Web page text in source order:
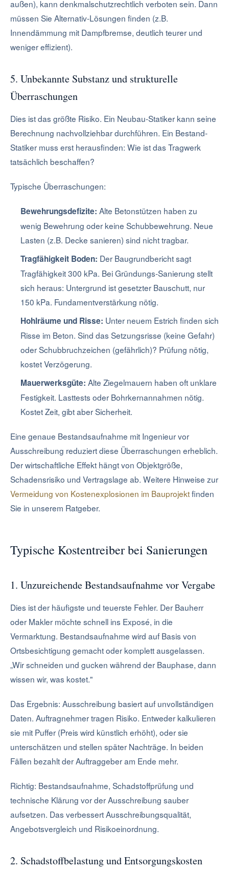
außen), kann denkmalschutzrechtlich verboten sein. Dann
müssen Sie Alternativ-Lösungen finden (z.B.
Innendämmung mit Dampfbremse, deutlich teurer und
weniger effizient).
5. Unbekannte Substanz und strukturelle
Überraschungen
Dies ist das größte Risiko. Ein Neubau-Statiker kann seine
Berechnung nachvollziehbar durchführen. Ein Bestand-
Statiker muss erst herausfinden: Wie ist das Tragwerk
tatsächlich beschaffen?
Typische Überraschungen:
Bewehrungsdefizite: Alte Betonstützen haben zu
wenig Bewehrung oder keine Schubbewehrung. Neue
Lasten (z.B. Decke sanieren) sind nicht tragbar.
Tragfähigkeit Boden: Der Baugrundbericht sagt
Tragfähigkeit 300 kPa. Bei Gründungs-Sanierung stellt
sich heraus: Untergrund ist gesetzter Bauschutt, nur
150 kPa. Fundamentverstärkung nötig.
Hohlräume und Risse: Unter neuem Estrich finden sich
Risse im Beton. Sind das Setzungsrisse (keine Gefahr)
oder Schubbruchzeichen (gefährlich)? Prüfung nötig,
kostet Verzögerung.
Mauerwerksgüte: Alte Ziegelmauern haben oft unklare
Festigkeit. Lasttests oder Bohrkernannahmen nötig.
Kostet Zeit, gibt aber Sicherheit.
Eine genaue Bestandsaufnahme mit Ingenieur vor
Ausschreibung reduziert diese Überraschungen erheblich.
Der wirtschaftliche Effekt hängt von Objektgröße,
Schadensrisiko und Vertragslage ab. Weitere Hinweise zur
Vermeidung von Kostenexplosionen im Bauprojektfinden
Sie in unserem Ratgeber.
Typische Kostentreiber bei Sanierungen
1. Unzureichende Bestandsaufnahme vor Vergabe
Dies ist der häufigste und teuerste Fehler. Der Bauherr
oder Makler möchte schnell ins Exposé, in die
Vermarktung. Bestandsaufnahme wird auf Basis von
Ortsbesichtigung gemacht oder komplett ausgelassen.
„Wir schneiden und gucken während der Bauphase, dann
wissen wir, was kostet."
Das Ergebnis: Ausschreibung basiert auf unvollständigen
Daten. Auftragnehmer tragen Risiko. Entweder kalkulieren
sie mit Puffer (Preis wird künstlich erhöht), oder sie
unterschätzen und stellen später Nachträge. In beiden
Fällen bezahlt der Auftraggeber am Ende mehr.
Richtig: Bestandsaufnahme, Schadstoffprüfung und
technische Klärung vor der Ausschreibung sauber
aufsetzen. Das verbessert Ausschreibungsqualität,
Angebotsvergleich und Risikoeinordnung.
2. Schadstoffbelastung und Entsorgungskosten